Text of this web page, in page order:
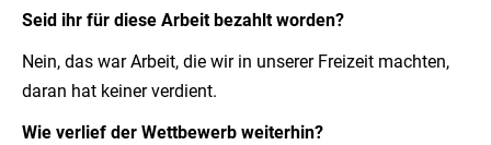
Seid ihr für diese Arbeit bezahlt worden?
Nein, das war Arbeit, die wir in unserer Freizeit machten,
daran hat keiner verdient.
Wie verlief der Wettbewerb weiterhin?